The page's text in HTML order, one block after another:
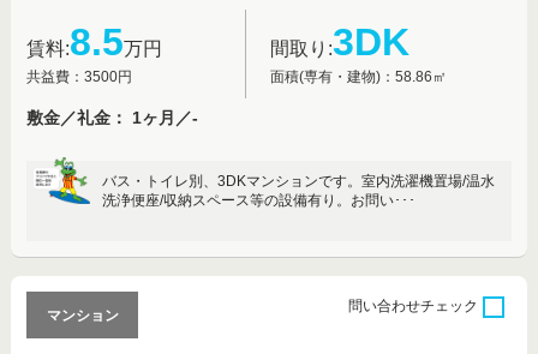
賃料:8.5万円
共益費：3500円
間取り:3DK
面積(専有・建物)：58.86㎡
敷金／礼金： 1ヶ月／-
バス・トイレ別、3DKマンションです。室内洗濯機置場/温水
洗浄便座/収納スペース等の設備有り。お問い･･･
マンション
問い合わせチェック